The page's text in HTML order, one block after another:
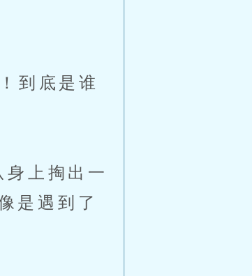
到底是谁
上掏出一
是遇到了